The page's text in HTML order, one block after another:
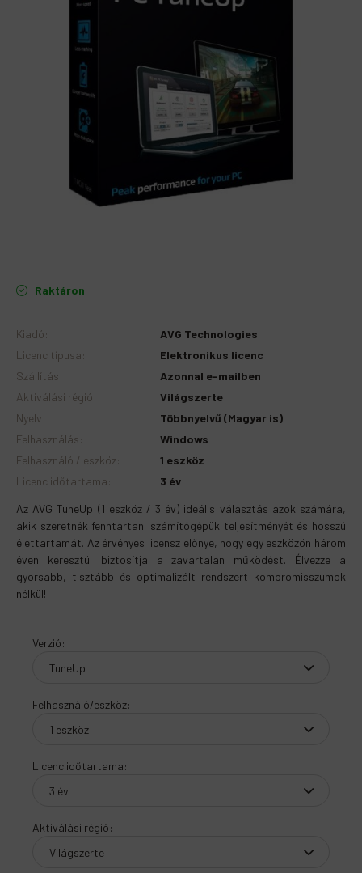
Raktáron
Kiadó:
AVG Technologies
Licenc típusa:
Elektronikus licenc
Szállítás:
Azonnal e-mailben
Aktiválási régió:
Világszerte
Nyelv:
Többnyelvű (Magyar is)
Felhasználás:
Windows
Felhasználó / eszköz:
1 eszköz
Licenc időtartama:
3 év
Az AVG TuneUp (1 eszköz / 3 év) ideális választás azok számára,
akik szeretnék fenntartani számítógépük teljesítményét és hosszú
élettartamát. Az érvényes licensz előnye, hogy egy eszközön három
éven keresztül biztosítja a zavartalan működést. Élvezze a
gyorsabb, tisztább és optimalizált rendszert kompromisszumok
nélkül!
Verzió:
Felhasználó/eszköz:
Licenc időtartama:
Aktiválási régió: